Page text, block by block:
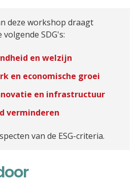
deze workshop draagt
SDG's:
en welzijn
en economische groei
en infrastructuur
verminderen
van de ESG-criteria.